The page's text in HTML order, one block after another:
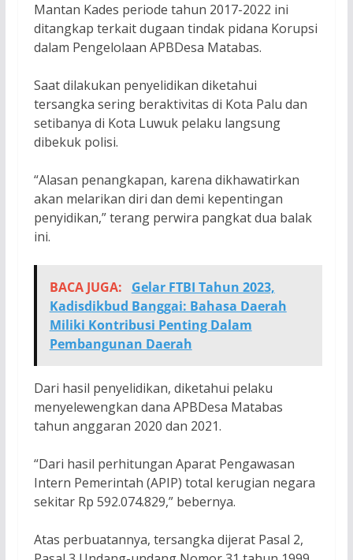
Mantan Kades periode tahun 2017-2022 ini
ditangkap terkait dugaan tindak pidana Korupsi
dalam Pengelolaan APBDesa Matabas.
Saat dilakukan penyelidikan diketahui
tersangka sering beraktivitas di Kota Palu dan
setibanya di Kota Luwuk pelaku langsung
dibekuk polisi.
“Alasan penangkapan, karena dikhawatirkan
akan melarikan diri dan demi kepentingan
penyidikan,” terang perwira pangkat dua balak
ini.
BACA JUGA:
Gelar FTBI Tahun 2023,
Kadisdikbud Banggai: Bahasa Daerah
Miliki Kontribusi Penting Dalam
Pembangunan Daerah
Dari hasil penyelidikan, diketahui pelaku
menyelewengkan dana APBDesa Matabas
tahun anggaran 2020 dan 2021.
“Dari hasil perhitungan Aparat Pengawasan
Intern Pemerintah (APIP) total kerugian negara
sekitar Rp 592.074.829,” bebernya.
Atas perbuatannya, tersangka dijerat Pasal 2,